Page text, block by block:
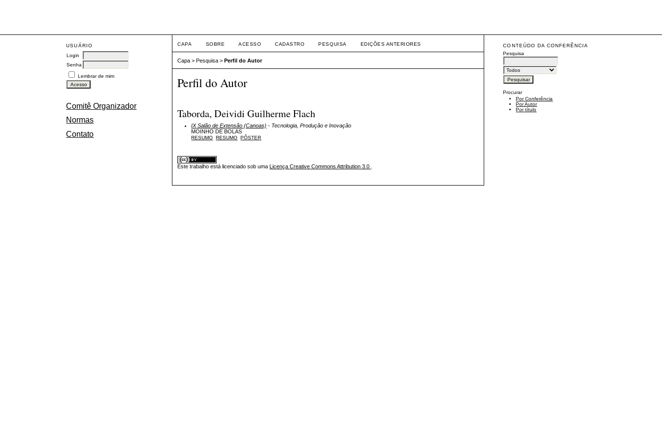
USUÁRIO
Login
Senha
Lembrar de mim
Comitê Organizador
Normas
Contato
CONTEÚDO DA CONFERÊNCIA
Pesquisa
Procurar
Por Conferência
Por Autor
Por título
CAPA SOBRE ACESSO CADASTRO PESQUISA EDIÇÕES ANTERIORES
Capa >Pesquisa >Perfil do Autor
Perfil do Autor
Taborda, Deividi Guilherme Flach
IX Salão de Extensão (Canoas) - Tecnologia, Produção e Inovação
MOINHO DE BOLAS
RESUMO RESUMO PÔSTER
Este trabalho está licenciado sob uma Licença Creative Commons Attribution 3.0